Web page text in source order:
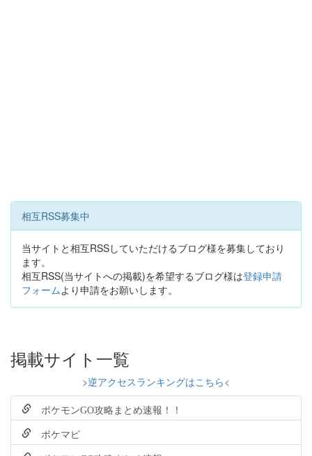
相互RSS募集中
当サイトと相互RSSしていただけるブログ様を募集しており
ます。
相互RSS(当サイトへの掲載)を希望するブログ様は登録申請
フォームより申請をお願いします。
掲載サイト一覧
>逆アクセスランキングはこちら<
ポケモンGO攻略まとめ速報！！
ポケマピ